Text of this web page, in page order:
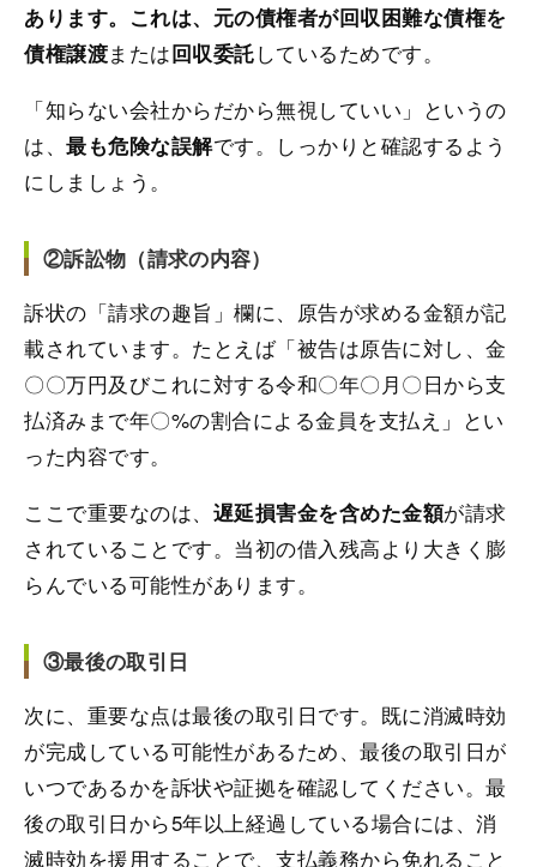
あります。これは、元の債権者が回収困難な債権を
債権譲渡または回収委託しているためです。
「知らない会社からだから無視していい」というの
は、最も危険な誤解です。しっかりと確認するよう
にしましょう。
②訴訟物（請求の内容）
訴状の「請求の趣旨」欄に、原告が求める金額が記
載されています。たとえば「被告は原告に対し、金
〇〇万円及びこれに対する令和〇年〇月〇日から支
払済みまで年〇%の割合による金員を支払え」とい
った内容です。
ここで重要なのは、 遅延損害金を含めた金額が請求
されていることです。当初の借入残高より大きく膨
らんでいる可能性があります。
③最後の取引日
次に、重要な点は最後の取引日です。既に消滅時効
が完成している可能性があるため、最後の取引日が
いつであるかを訴状や証拠を確認してください。最
後の取引日から5年以上経過している場合には、消
滅時効を援用することで、支払義務から免れること